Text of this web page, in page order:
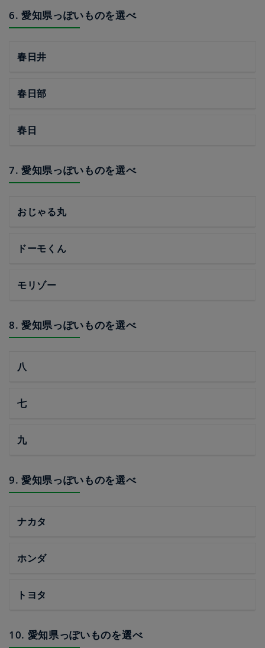
6. 愛知県っぽいものを選べ
春日井
春日部
春日
7. 愛知県っぽいものを選べ
おじゃる丸
ドーモくん
モリゾー
8. 愛知県っぽいものを選べ
八
七
九
9. 愛知県っぽいものを選べ
ナカタ
ホンダ
トヨタ
10. 愛知県っぽいものを選べ